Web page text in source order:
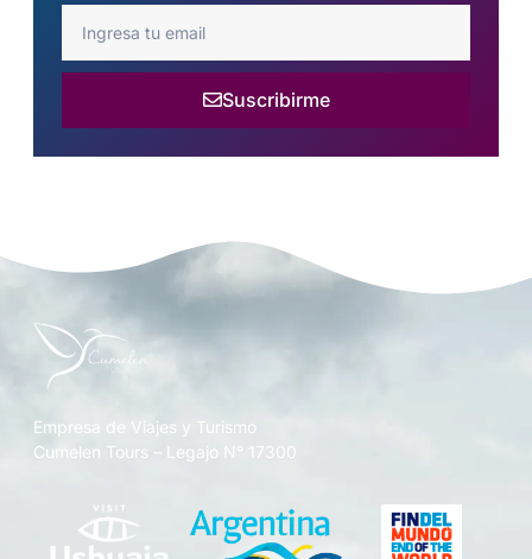
Suscribirme
Empresa de Viajes y Turismo
Cumelen Tours – Legajo N° 17300